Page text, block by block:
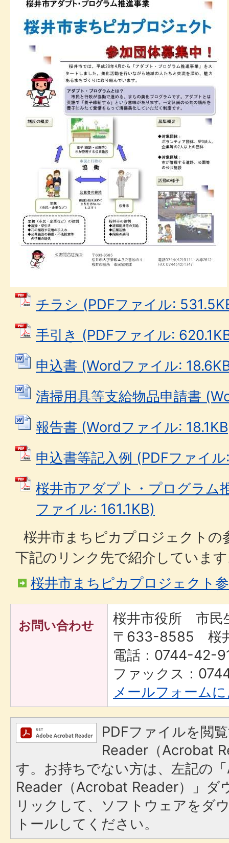
チラシ (PDFファイル:
手引き (PDFファイル:
申込書 (Wordファイル:
清掃用具等支給物品申請書
報告書 (Wordファイル:
申込書等記入例 (PDFファイ
桜井市アダプト・プログラム
ファイル: 161.1KB)
桜井市まちピカプロジェクトの
下記のリンク先で紹介していま
桜井市まちピカプロジェクト
お問い合わせ
桜井市役所 市民
〒633-8585 桜
電話：0744-42-
ファックス：
メールフォーム
PDFファイルを閲
Reader（Acrobat
す。お持ちでない方は、左記の
Reader（Acrobat Reader）」ダ
リックして、ソフトウェアをダ
トールしてください。